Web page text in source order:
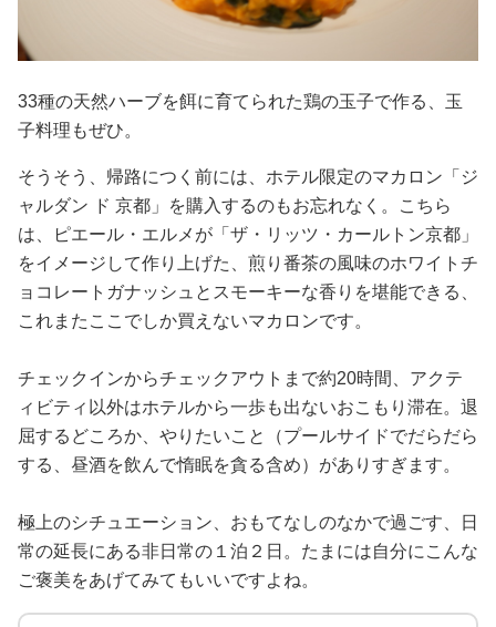
33種の天然ハーブを餌に育てられた鶏の玉子で作る、玉
子料理もぜひ。
そうそう、帰路につく前には、ホテル限定のマカロン「ジ
ャルダン ド 京都」を購入するのもお忘れなく。こちら
は、ピエール・エルメが「ザ・リッツ・カールトン京都」
をイメージして作り上げた、煎り番茶の風味のホワイトチ
ョコレートガナッシュとスモーキーな香りを堪能できる、
これまたここでしか買えないマカロンです。
チェックインからチェックアウトまで約20時間、アクテ
ィビティ以外はホテルから一歩も出ないおこもり滞在。退
屈するどころか、やりたいこと（プールサイドでだらだら
する、昼酒を飲んで惰眠を貪る含め）がありすぎます。
極上のシチュエーション、おもてなしのなかで過ごす、日
常の延長にある非日常の１泊２日。たまには自分にこんな
ご褒美をあげてみてもいいですよね。